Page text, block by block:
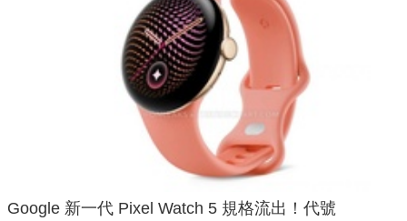
Google 新一代 Pixel Watch 5 規格流出！代號